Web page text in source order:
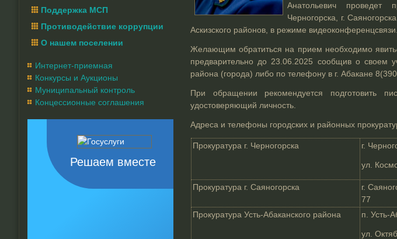
Поддержка МСП
Противодействие коррупции
О нашем поселении
Интернет-приемная
Конкурсы и Аукционы
Муниципальный контроль
Концессионные соглашения
Решаем вместе
Анатольевич
Черногорска, г. Саяногорска,
Аскизского районов, в режиме видеоконференцсвязи.
Желающим обратиться на прием необходимо
предварительно до 23.06.2025 сообщив о своем
района (города) либо по телефону в г. Абакане
При обращении рекомендуется подготовить
удостоверяющий личность.
Адреса и телефоны городских и районных
Прокуратура г. Черногорска г.
ул.
Прокуратура г. Саяногорска
г.
77
Прокуратура Усть-Абаканского района
п. Усть-
ул.